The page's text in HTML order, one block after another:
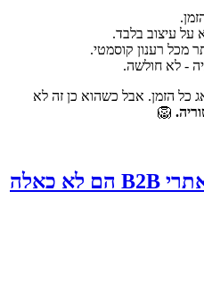
על עיצוב בלבד.
מכל רענון קוסמטי.
- לא חולשה.
כל הזמן. אבל כשהוא כן זה לא
.
🦁
אל תפחדו מהמפלצת: אתרי B2B הם לא כאלה